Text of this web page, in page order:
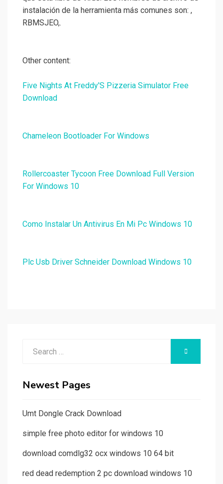
instalación de la herramienta más comunes son: ,
RBMSJEO,.
Other content:
Five Nights At Freddy'S Pizzeria Simulator Free
Download
Chameleon Bootloader For Windows
Rollercoaster Tycoon Free Download Full Version
For Windows 10
Como Instalar Un Antivirus En Mi Pc Windows 10
Plc Usb Driver Schneider Download Windows 10
Newest Pages
Umt Dongle Crack Download
simple free photo editor for windows 10
download comdlg32 ocx windows 10 64 bit
red dead redemption 2 pc download windows 10